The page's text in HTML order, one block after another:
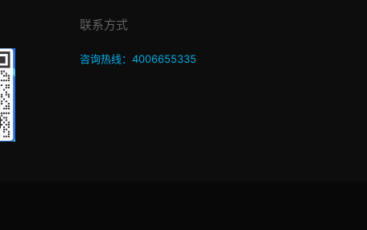
联系方式
咨询热线：4006655335